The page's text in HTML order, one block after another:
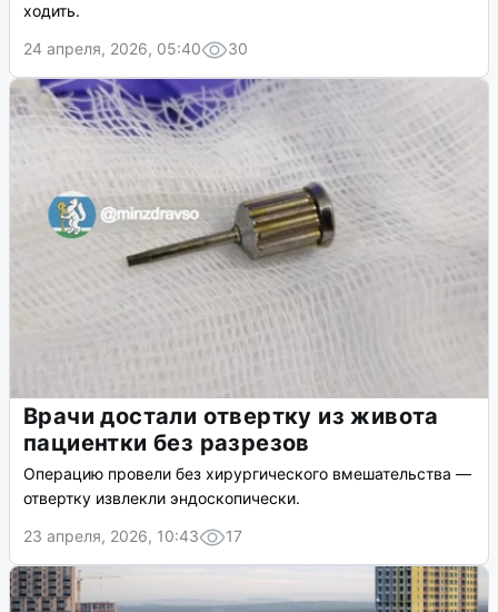
ходить.
24 апреля, 2026, 05:40
30
Врачи достали отвертку из живота
пациентки без разрезов
Операцию провели без хирургического вмешательства —
отвертку извлекли эндоскопически.
23 апреля, 2026, 10:43
17